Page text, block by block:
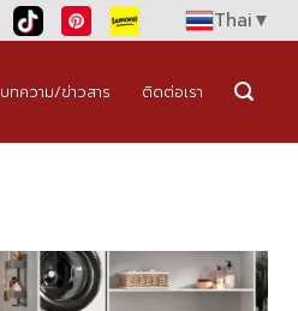
Thai▼
บทความ/ข่าวสาร ติดต่อเรา